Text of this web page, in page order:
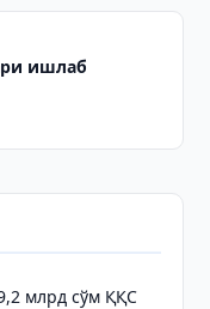
ишлаб
млрд сўм ҚҚС